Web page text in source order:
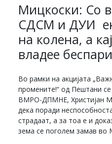
Мицкоски: Со
СДСМ и ДУИ
на колена, а
владее
Во рамки на акцијата
промените!“ од Пештани
ВМРО-ДПМНЕ, Христијан
дека поради
страдаат, а за тоа е и
зема се поголем замав во